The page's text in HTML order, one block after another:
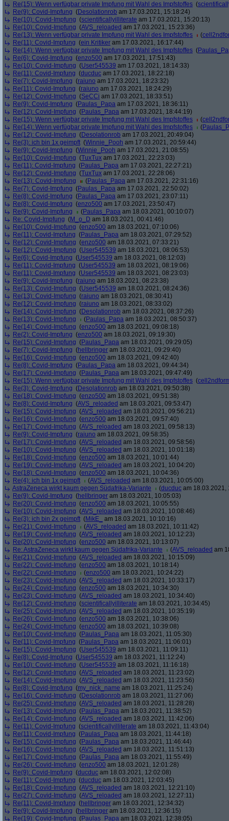
Re(15): Wenn verfügbar private Impfung mit Wahl des Impfstoffes (
Re(9): Covid-Impfung (Desolationrob am 17.03.2021, 15:18:24)
Re(10): Covid-Impfung (scientificallyilliterate am 17.03.2021, 15:20:13)
Re(10): Covid-Impfung (AVS_reloaded am 17.03.2021, 15:23:36)
Re(13): Wenn verfügbar private Impfung mit Wahl des Impfstoffes
(
Re(11): Covid-Impfung (ein Kritiker am 17.03.2021, 16:17:44)
Re(14): Wenn verfügbar private Impfung mit Wahl des Impfstoffes (
Re(6): Covid-Impfung (enzo500 am 17.03.2021, 17:51:43)
Re(10): Covid-Impfung (User545539 am 17.03.2021, 18:14:33)
Re(11): Covid-Impfung (ducduc am 17.03.2021, 18:22:18)
Re(7): Covid-Impfung (raiuno am 17.03.2021, 18:23:32)
Re(11): Covid-Impfung (raiuno am 17.03.2021, 18:24:29)
Re(12): Covid-Impfung (SeCCi am 17.03.2021, 18:33:51)
Re(9): Covid-Impfung (Paulas_Papa am 17.03.2021, 18:36:11)
Re(12): Covid-Impfung (Paulas_Papa am 17.03.2021, 18:44:19)
Re(15): Wenn verfügbar private Impfung mit Wahl des Impfstoffes
(
Re(14): Wenn verfügbar private Impfung mit Wahl des Impfstoffes
(
Re(12): Covid-Impfung (Desolationrob am 17.03.2021, 20:49:04)
Re(3): ich bin 1x geimpft (Winnie_Pooh am 17.03.2021, 20:59:44)
Re(9): Covid-Impfung (Winnie_Pooh am 17.03.2021, 21:08:55)
Re(10): Covid-Impfung (TuxTux am 17.03.2021, 22:23:03)
Re(11): Covid-Impfung (Paulas_Papa am 17.03.2021, 22:27:21)
Re(12): Covid-Impfung (TuxTux am 17.03.2021, 22:28:06)
Re(13): Covid-Impfung
(Paulas_Papa am 17.03.2021, 22:31:16)
Re(7): Covid-Impfung (Paulas_Papa am 17.03.2021, 22:50:02)
Re(8): Covid-Impfung (Paulas_Papa am 17.03.2021, 23:07:11)
Re(8): Covid-Impfung (enzo500 am 17.03.2021, 23:50:47)
Re(9): Covid-Impfung
(Paulas_Papa am 18.03.2021, 00:10:07)
Re: Covid-Impfung (M_o_D am 18.03.2021, 00:41:46)
Re(10): Covid-Impfung (enzo500 am 18.03.2021, 07:10:06)
Re(11): Covid-Impfung (Paulas_Papa am 18.03.2021, 07:29:52)
Re(12): Covid-Impfung (enzo500 am 18.03.2021, 07:33:21)
Re(12): Covid-Impfung (User545539 am 18.03.2021, 08:06:53)
Re(6): Covid-Impfung (User545539 am 18.03.2021, 08:12:03)
Re(11): Covid-Impfung (User545539 am 18.03.2021, 08:19:06)
Re(11): Covid-Impfung (User545539 am 18.03.2021, 08:23:03)
Re(9): Covid-Impfung (raiuno am 18.03.2021, 08:23:38)
Re(13): Covid-Impfung (User545539 am 18.03.2021, 08:24:36)
Re(13): Covid-Impfung (raiuno am 18.03.2021, 08:30:41)
Re(12): Covid-Impfung (raiuno am 18.03.2021, 08:33:02)
Re(14): Covid-Impfung (Desolationrob am 18.03.2021, 08:37:26)
Re(13): Covid-Impfung
(Paulas_Papa am 18.03.2021, 08:50:37)
Re(14): Covid-Impfung (enzo500 am 18.03.2021, 09:08:18)
Re(2): Covid-Impfung (enzo500 am 18.03.2021, 09:19:30)
Re(15): Covid-Impfung (Paulas_Papa am 18.03.2021, 09:29:05)
Re(7): Covid-Impfung (hellbringer am 18.03.2021, 09:29:40)
Re(16): Covid-Impfung (enzo500 am 18.03.2021, 09:42:40)
Re(8): Covid-Impfung (Paulas_Papa am 18.03.2021, 09:44:34)
Re(17): Covid-Impfung (Paulas_Papa am 18.03.2021, 09:47:49)
Re(15): Wenn verfügbar private Impfung mit Wahl des Impfstoffes (
Re(3): Covid-Impfung (Desolationrob am 18.03.2021, 09:50:38)
Re(18): Covid-Impfung (enzo500 am 18.03.2021, 09:51:38)
Re(8): Covid-Impfung (AVS_reloaded am 18.03.2021, 09:53:47)
Re(15): Covid-Impfung (AVS_reloaded am 18.03.2021, 09:56:21)
Re(16): Covid-Impfung (enzo500 am 18.03.2021, 09:57:40)
Re(17): Covid-Impfung (AVS_reloaded am 18.03.2021, 09:58:13)
Re(9): Covid-Impfung (raiuno am 18.03.2021, 09:58:35)
Re(17): Covid-Impfung (AVS_reloaded am 18.03.2021, 09:58:56)
Re(10): Covid-Impfung (AVS_reloaded am 18.03.2021, 10:01:18)
Re(18): Covid-Impfung (enzo500 am 18.03.2021, 10:01:44)
Re(19): Covid-Impfung (AVS_reloaded am 18.03.2021, 10:04:20)
Re(18): Covid-Impfung (enzo500 am 18.03.2021, 10:04:36)
Re(4): ich bin 1x geimpft
(AVS_reloaded am 18.03.2021, 10:05:00)
AstraZeneca wirkt kaum gegen Südafrika-Variante
(ducduc am 18.03.2021,
Re(9): Covid-Impfung (hellbringer am 18.03.2021, 10:05:03)
Re(20): Covid-Impfung (enzo500 am 18.03.2021, 10:05:55)
Re(10): Covid-Impfung (AVS_reloaded am 18.03.2021, 10:08:46)
Re(3): ich bin 2x geimpft (MikE_
am 18.03.2021, 10:10:16)
Re(21): Covid-Impfung
(AVS_reloaded am 18.03.2021, 10:11:42)
Re(19): Covid-Impfung (AVS_reloaded am 18.03.2021, 10:12:23)
Re(20): Covid-Impfung (enzo500 am 18.03.2021, 10:13:07)
Re: AstraZeneca wirkt kaum gegen Südafrika-Variante
(AVS_reloaded am
Re(21): Covid-Impfung (AVS_reloaded am 18.03.2021, 10:15:09)
Re(22): Covid-Impfung (enzo500 am 18.03.2021, 10:18:14)
Re(22): Covid-Impfung
(enzo500 am 18.03.2021, 10:24:22)
Re(23): Covid-Impfung (AVS_reloaded am 18.03.2021, 10:33:17)
Re(24): Covid-Impfung (enzo500 am 18.03.2021, 10:34:30)
Re(23): Covid-Impfung (AVS_reloaded am 18.03.2021, 10:34:40)
Re(12): Covid-Impfung (scientificallyilliterate am 18.03.2021, 10:34:45)
Re(25): Covid-Impfung (AVS_reloaded am 18.03.2021, 10:35:19)
Re(26): Covid-Impfung (enzo500 am 18.03.2021, 10:38:06)
Re(24): Covid-Impfung (enzo500 am 18.03.2021, 10:39:08)
Re(10): Covid-Impfung (Paulas_Papa am 18.03.2021, 11:05:30)
Re(11): Covid-Impfung (Paulas_Papa am 18.03.2021, 11:06:01)
Re(15): Covid-Impfung (User545539 am 18.03.2021, 11:09:11)
Re(8): Covid-Impfung (User545539 am 18.03.2021, 11:12:24)
Re(10): Covid-Impfung (User545539 am 18.03.2021, 11:16:18)
Re(12): Covid-Impfung (AVS_reloaded am 18.03.2021, 11:23:02)
Re(14): Covid-Impfung (AVS_reloaded am 18.03.2021, 11:23:56)
Re(8): Covid-Impfung (my_nick_name am 18.03.2021, 11:25:24)
Re(16): Covid-Impfung (Desolationrob am 18.03.2021, 11:27:06)
Re(25): Covid-Impfung (AVS_reloaded am 18.03.2021, 11:28:28)
Re(13): Covid-Impfung (Paulas_Papa am 18.03.2021, 11:38:52)
Re(14): Covid-Impfung (AVS_reloaded am 18.03.2021, 11:42:06)
Re(11): Covid-Impfung (scientificallyilliterate am 18.03.2021, 11:43:04)
Re(11): Covid-Impfung (Paulas_Papa am 18.03.2021, 11:44:18)
Re(15): Covid-Impfung (Paulas_Papa am 18.03.2021, 11:46:44)
Re(16): Covid-Impfung (AVS_reloaded am 18.03.2021, 11:51:13)
Re(17): Covid-Impfung (Paulas_Papa am 18.03.2021, 11:55:49)
Re(26): Covid-Impfung (enzo500 am 18.03.2021, 12:01:28)
Re(9): Covid-Impfung (ducduc am 18.03.2021, 12:02:08)
Re(11): Covid-Impfung (ducduc am 18.03.2021, 12:03:45)
Re(18): Covid-Impfung (AVS_reloaded am 18.03.2021, 12:21:10)
Re(27): Covid-Impfung (AVS_reloaded am 18.03.2021, 12:27:11)
Re(11): Covid-Impfung (hellbringer am 18.03.2021, 12:34:32)
Re(9): Covid-Impfung (hellbringer am 18.03.2021, 12:36:15)
Re(19): Covid-Impfung (Paulas_Papa am 18.03.2021, 12:38:05)